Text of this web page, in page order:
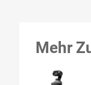
Mehr